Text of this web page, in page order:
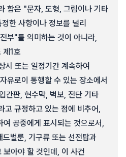
함은 "문자, 도형, 그림이나 기타
한 사항이나 정보를 널리
부"를 의미하는 것이 아니라,
제1호
시 또는 일정기간 계속하여
유로이 통행할 수 있는 장소에서
간판, 현수막, 벽보, 전단 기타
고 규정하고 있는 점에 비추어,
공중에게 표시되는 것으로서,
벌룬, 기구류 또는 선전탑과
아야 할 것인데, 이 사건